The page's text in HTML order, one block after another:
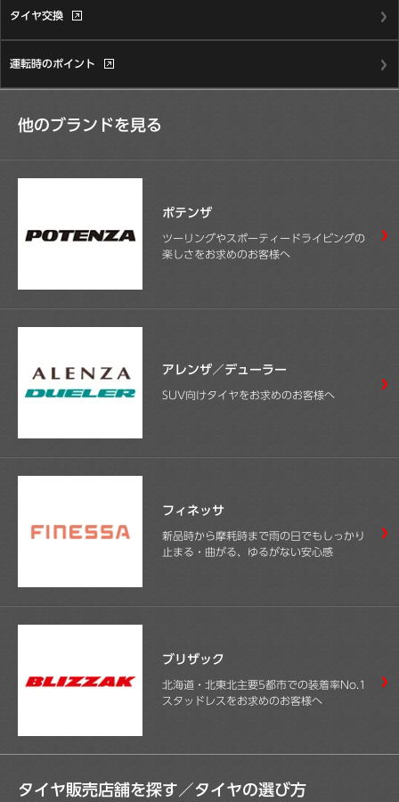
タイヤ交換
運転時のポイント
他のブランドを見る
ポテンザ
ツーリングやスポーティードライビングの
楽しさをお求めのお客様へ
アレンザ／デューラー
SUV向けタイヤをお求めのお客様へ
フィネッサ
新品時から摩耗時まで雨の日でもしっかり
止まる・曲がる、ゆるがない安心感
ブリザック
北海道・北東北主要5都市での装着率No.1
スタッドレスをお求めのお客様へ
タイヤ販売店舗を探す／タイヤの選び方